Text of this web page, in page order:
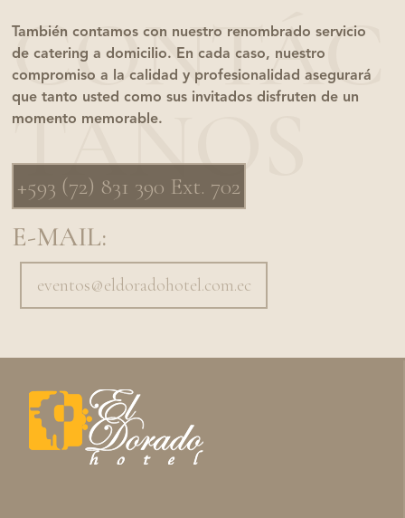
CONTÁC
TANOS
También contamos con nuestro renombrado servicio
de catering a domicilio. En cada caso, nuestro
compromiso a la calidad y profesionalidad asegurará
que tanto usted como sus invitados disfruten de un
momento memorable.
+593 (72) 831 390 Ext. 702
E-MAIL:
eventos@eldoradohotel.com.ec